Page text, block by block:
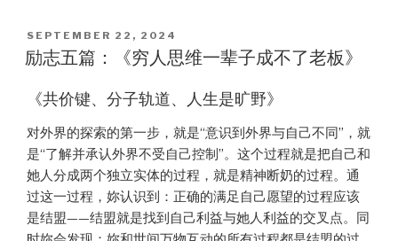
POSTED
ON
SEPTEMBER 22, 2024
励志五篇：《穷人思维一辈子成不了老板》
《共价键、分子轨道、人生是旷野》
对外界的探索的第一步，就是“意识到外界与自己不同”，就
是“了解并承认外界不受自己控制”。这个过程就是把自己和
她人分成两个独立实体的过程，就是精神断奶的过程。通
过这一过程，妳认识到：正确的满足自己愿望的过程应该
是结盟——结盟就是找到自己利益与她人利益的交叉点。同